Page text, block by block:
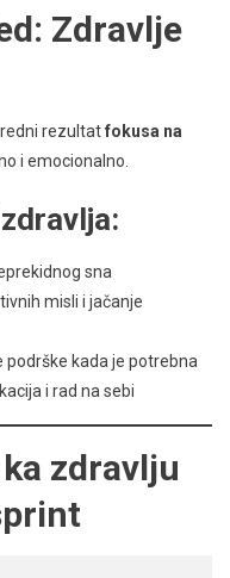
Zdravlje
rezultatfokusa na
i emocionalno.
sna
misli i jačanje
podrške kada je potrebna
i rad na sebi
zdravlju